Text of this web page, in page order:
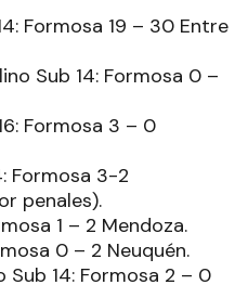
Formosa 19 – 30 Entre
Sub 14: Formosa 0 –
Formosa 3 – 0
Formosa 3-2
penales).
1 – 2 Mendoza.
0 – 2 Neuquén.
Sub 14: Formosa 2 – 0